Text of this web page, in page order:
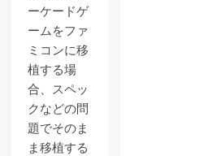
ーケードゲ
ームをファ
ミコンに移
植する場
合、スペッ
クなどの問
題でそのま
ま移植する